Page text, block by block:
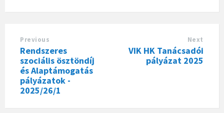
Previous
Rendszeres
szociális ösztöndíj
és Alaptámogatás
pályázatok -
2025/26/1
Next
VIK HK Tanácsadói
pályázat 2025